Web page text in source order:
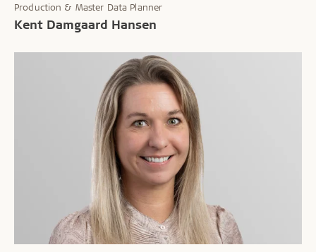
Production & Master Data Planner
Kent Damgaard Hansen